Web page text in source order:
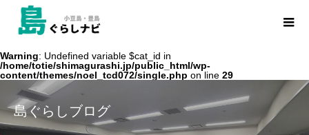
Warning: Undefined variable $cat_id in
/home/totie/shimagurashi.jp/public_html/wp-
content/themes/noel_tcd072/single.php on line 29
島ぐらしブログ